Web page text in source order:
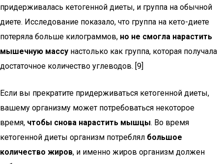
придерживалась кетогенной диеты, и группа на обычной
диете. Исследование показало, что группа на кето-диете
потеряла больше килограммов, но не смогла нарастить
мышечную массу настолько как группа, которая получала
достаточное количество углеводов. [9]
Если вы прекратите придерживаться кетогенной диеты,
вашему организму может потребоваться некоторое
время, чтобы снова нарастить мышцы. Во время
кетогенной диеты организм потреблял большое
количество жиров, и именно жиров организм должен